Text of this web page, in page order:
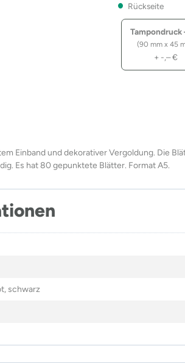
Rückseite
Tampondruck
(90 mm x 45
+ -,–€
Einband und dekorativer Vergoldung. Die
Es hat 80 gepunktete Blätter. Format A5.
schwarz